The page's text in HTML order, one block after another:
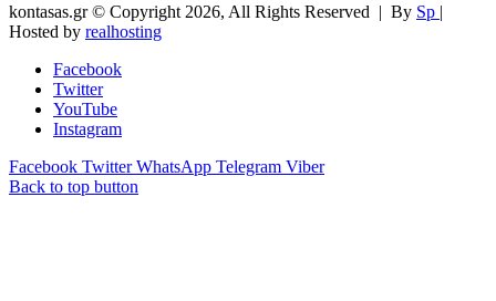
kontasas.gr © Copyright 2026, All Rights Reserved | By Sp |
Hosted by realhosting
Facebook
Twitter
YouTube
Instagram
Facebook Twitter WhatsApp Telegram Viber
Back to top button